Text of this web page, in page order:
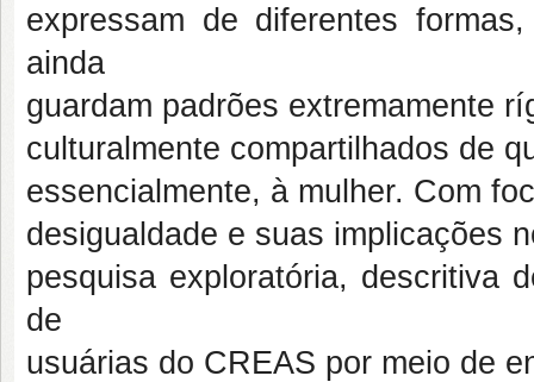
expressam de diferentes
ainda
guardam padrões extremamente
culturalmente compartilhados de
essencialmente, à mulher. Com
desigualdade e suas implicações
pesquisa exploratória, descritiva
de
usuárias do CREAS por meio de